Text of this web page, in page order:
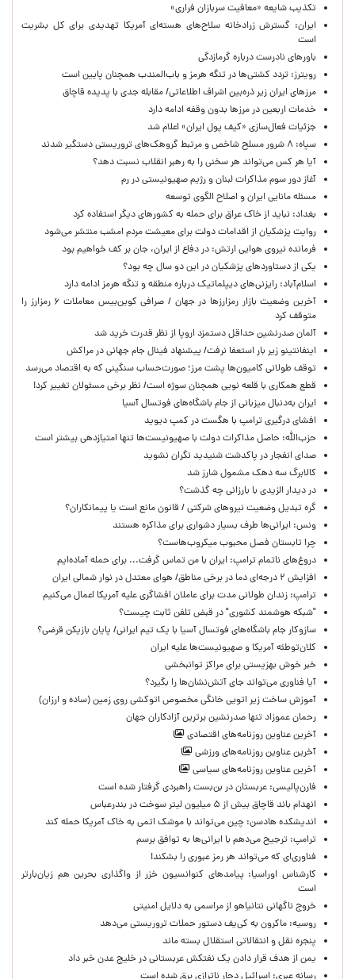
تکذیب شایعه «معافیت سربازان فراری»
ایران: گسترش زرادخانه سلاح‌های هسته‌ای آمریکا تهدیدی برای کل بشریت
است
باورهای نادرست درباره گرمازدگی
رویترز: تردد کشتی‌ها در تنگه هرمز و باب‌المندب همچنان پایین است
مرزهای ایران زیر ذره‌بین اشراف اطلاعاتی/ مقابله جدی با پدیده قاچاق
خدمات اربعین در مرزها بدون وقفه ادامه دارد
جزئیات فعال‌سازی «کیف پول ایران» اعلام شد
سپاه: ۸ شرور مسلح شاخص و مرتبط گروهک‌های تروریستی دستگیر شدند
آیا هر کس می‌تواند هر سخنی را به رهبر انقلاب نسبت دهد؟
آغاز دور سوم مذاکرات لبنان و رژیم صهیونیستی در رم
مسئله مانایی ایران و اصلاح الگوی توسعه
بغداد: نباید از خاک عراق برای حمله به کشورهای دیگر استفاده کرد
روایت پزشکیان از اقدامات دولت برای معیشت مردم امشب منتشر می‌شود
فرمانده نیروی هوایی ارتش: در دفاع از ایران، جان بر کف خواهیم بود
یکی از دستاوردهای پزشکیان در این دو سال چه بود؟
اسلام‌آباد: رایزنی‌های دیپلماتیک درباره منطقه و تنگه هرمز ادامه دارد
آخرین وضعیت بازار رمزارزها در جهان / صرافی کوین‌بیس معاملات ۶ رمزارز را
متوقف کرد
آلمان صدرنشین حداقل دستمزد اروپا از نظر قدرت خرید شد
اینفانتینو زیر بار استعفا نرفت/ پیشنهاد فینال جام جهانی در مراکش
توقف طولانی کامیون‌ها پشت مرز؛ صورت‌حساب سنگینی که به اقتصاد می‌رسد
قطع همکاری با قلعه نویی همچنان سوژه است/ نظر برخی مسئولان تغییر کرد!
ایران به‌دنبال میزبانی از جام باشگاه‌های فوتسال آسیا
افشای درگیری ترامپ با هگست در کمپ دیوید
حزب‌الله: حاصل مذاکرات دولت با صهیونیست‌ها تنها امتیازدهی‌ بیشتر است
صدای انفجار در پاکدشت شنیدید نگران نشوید
کالابرگ سه دهک مشمول شارز شد
در دیدار الزیدی با بارزانی چه گذشت؟
گره تبدیل وضعیت نیروهای شرکتی / قانون مانع است یا پیمانکاران؟
ونس: ایرانی‌ها طرف بسیار دشواری برای مذاکره هستند
چرا تابستان فصل محبوب میکروب‌هاست؟
دروغ‌های ناتمام ترامپ: ایران با من تماس گرفت... برای حمله آماده‌ایم
افزایش ۲ درجه‌ای دما در برخی مناطق/ هوای معتدل در نوار شمالی ایران
ترامپ: زندان طولانی مدت برای عاملان افشاگری‌ علیه آمریکا اعمال می‌کنیم
"شبکه هوشمند کشوری" در قبض تلفن ثابت چیست؟
سازوکار جام باشگاه‌های فوتسال آسیا با یک تیم ایرانی/ پایان بازیکن قرضی؟
کلان‌توطئه آمریکا و صهیونیست‌ها علیه ایران
خبر خوش بهزیستی برای مراکز توانبخشی
آیا فناوری می‌تواند جای آتش‌نشان‌ها را بگیرد؟
آموزش ساخت زیر اتویی خانگی مخصوص اتوکشی روی زمین (ساده و ارزان)
رحمان عموزاد تنها صدرنشین برترین آزادکاران جهان
آخرین عناوین روزنامه‌های اقتصادی
آخرین عناوین روزنامه‌های ورزشی
آخرین عناوین روزنامه‌های سیاسی
فارن‌پالیسی: عربستان در بن‌بست راهبردی گرفتار شده است
انهدام باند قاچاق بیش از ۵ میلیون لیتر سوخت در بندرعباس
اندیشکده هادسن: چین می‌تواند با موشک اتمی به خاک آمریکا حمله کند
ترامپ: ترجیح می‌دهم با ایرانی‌‌ها به توافق برسم
فناوری‌ای که می‌تواند هر رمز عبوری را بشکند!
کارشناس اوراسیا: پیامدهای کنوانسیون خزر از واگذاری بحرین هم زیان‌بارتر
است
خروج ناگهانی نتانیاهو از مراسمی به دلایل امنیتی
روسیه: ماکرون به کی‌یف دستور حملات تروریستی می‌دهد
پنجره‌ نقل و انتقالاتی استقلال بسته ماند
یمن از هدف قرار دادن یک نفتکش عربستانی در خلیج عدن خبر داد